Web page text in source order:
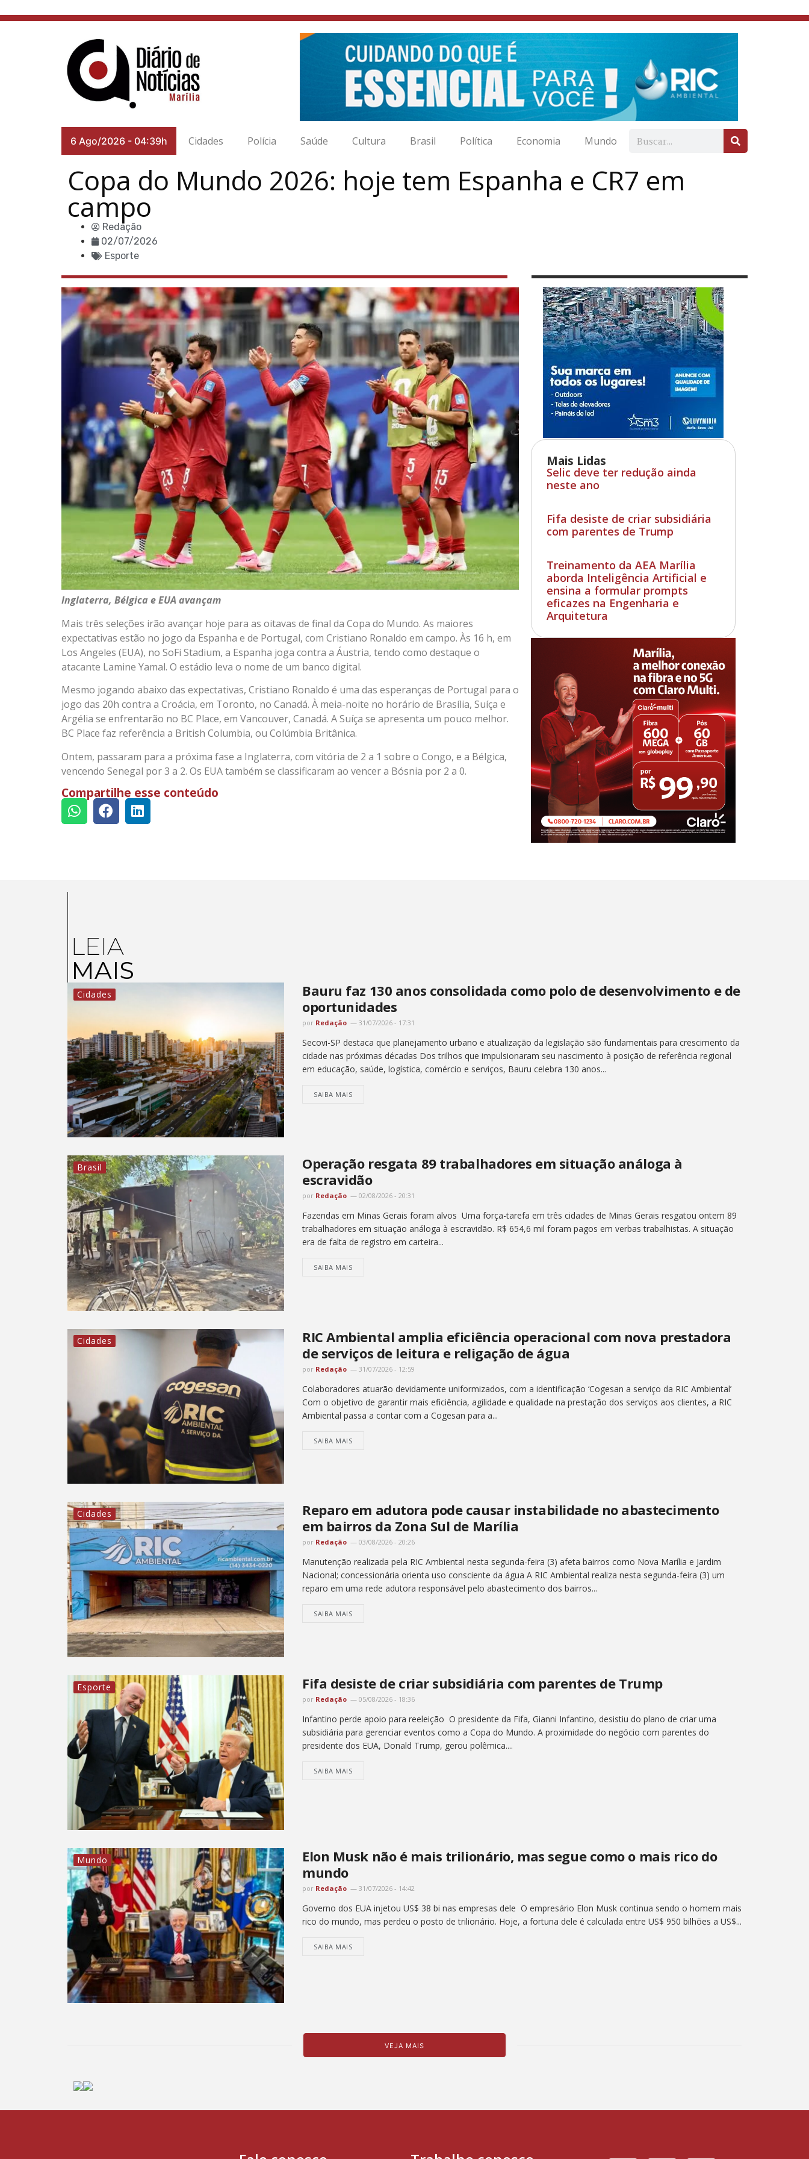
6 Ago/2026 - 04:39h Cidades Polícia Saúde Cultura Brasil Política Economia Mundo
Copa do Mundo 2026: hoje tem Espanha e CR7 em
campo
Redação
02/07/2026
Esporte
Mais Lidas
Selic deve ter redução ainda
neste ano
Fifa desiste de criar subsidiária
com parentes de Trump
Treinamento da AEA Marília
aborda Inteligência Artificial e
ensina a formular prompts
eficazes na Engenharia e
Arquitetura
Inglaterra, Bélgica e EUA avançam
Mais três seleções irão avançar hoje para as oitavas de final da Copa do Mundo. As maiores
expectativas estão no jogo da Espanha e de Portugal, com Cristiano Ronaldo em campo. Às 16 h, em
Los Angeles (EUA), no SoFi Stadium, a Espanha joga contra a Áustria, tendo como destaque o
atacante Lamine Yamal. O estádio leva o nome de um banco digital.
Mesmo jogando abaixo das expectativas, Cristiano Ronaldo é uma das esperanças de Portugal para o
jogo das 20h contra a Croácia, em Toronto, no Canadá. À meia-noite no horário de Brasília, Suíça e
Argélia se enfrentarão no BC Place, em Vancouver, Canadá. A Suíça se apresenta um pouco melhor.
BC Place faz referência a British Columbia, ou Colúmbia Britânica.
Ontem, passaram para a próxima fase a Inglaterra, com vitória de 2 a 1 sobre o Congo, e a Bélgica,
vencendo Senegal por 3 a 2. Os EUA também se classificaram ao vencer a Bósnia por 2 a 0.
Compartilhe esse conteúdo
LEIA
MAIS
Cidades
Bauru faz 130 anos consolidada como polo de desenvolvimento e de
oportunidades
por Redação 31/07/2026 - 17:31
Secovi-SP destaca que planejamento urbano e atualização da legislação são fundamentais para crescimento da
cidade nas próximas décadas Dos trilhos que impulsionaram seu nascimento à posição de referência regional
em educação, saúde, logística, comércio e serviços, Bauru celebra 130 anos...
SAIBA MAIS
Brasil
Operação resgata 89 trabalhadores em situação análoga à
escravidão
por Redação 02/08/2026 - 20:31
Fazendas em Minas Gerais foram alvos Uma força-tarefa em três cidades de Minas Gerais resgatou ontem 89
trabalhadores em situação análoga à escravidão. R$ 654,6 mil foram pagos em verbas trabalhistas. A situação
era de falta de registro em carteira...
SAIBA MAIS
Cidades
RIC Ambiental amplia eficiência operacional com nova prestadora
de serviços de leitura e religação de água
por Redação 31/07/2026 - 12:59
Colaboradores atuarão devidamente uniformizados, com a identificação ‘Cogesan a serviço da RIC Ambiental’
Com o objetivo de garantir mais eficiência, agilidade e qualidade na prestação dos serviços aos clientes, a RIC
Ambiental passa a contar com a Cogesan para a...
SAIBA MAIS
Cidades
Reparo em adutora pode causar instabilidade no abastecimento
em bairros da Zona Sul de Marília
por Redação 03/08/2026 - 20:26
Manutenção realizada pela RIC Ambiental nesta segunda-feira (3) afeta bairros como Nova Marília e Jardim
Nacional; concessionária orienta uso consciente da água A RIC Ambiental realiza nesta segunda-feira (3) um
reparo em uma rede adutora responsável pelo abastecimento dos bairros...
SAIBA MAIS
Esporte Fifa desiste de criar subsidiária com parentes de Trump
por Redação 05/08/2026 - 18:36
Infantino perde apoio para reeleição O presidente da Fifa, Gianni Infantino, desistiu do plano de criar uma
subsidiária para gerenciar eventos como a Copa do Mundo. A proximidade do negócio com parentes do
presidente dos EUA, Donald Trump, gerou polêmica....
SAIBA MAIS
Mundo
Elon Musk não é mais trilionário, mas segue como o mais rico do
mundo
por Redação 31/07/2026 - 14:42
Governo dos EUA injetou US$ 38 bi nas empresas dele O empresário Elon Musk continua sendo o homem mais
rico do mundo, mas perdeu o posto de trilionário. Hoje, a fortuna dele é calculada entre US$ 950 bilhões a US$...
SAIBA MAIS
VEJA MAIS